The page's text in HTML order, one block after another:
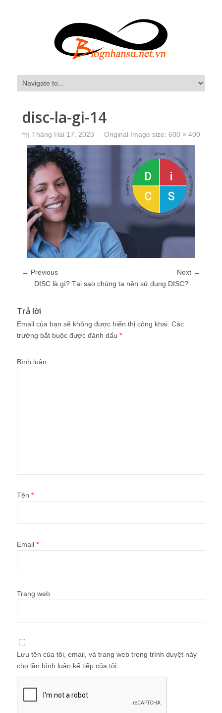
disc-la-gi-14
Tháng Hai 17, 2023 Original Image size: 600 × 400
← Previous
Next →
DISC là gì? Tại sao chúng ta nên sử dụng DISC?
Trả lời
Email của bạn sẽ không được hiển thị công khai. Các
trường bắt buộc được đánh dấu *
Bình luận
Tên *
Email *
Trang web
Lưu tên của tôi, email, và trang web trong trình duyệt này
cho lần bình luận kế tiếp của tôi.